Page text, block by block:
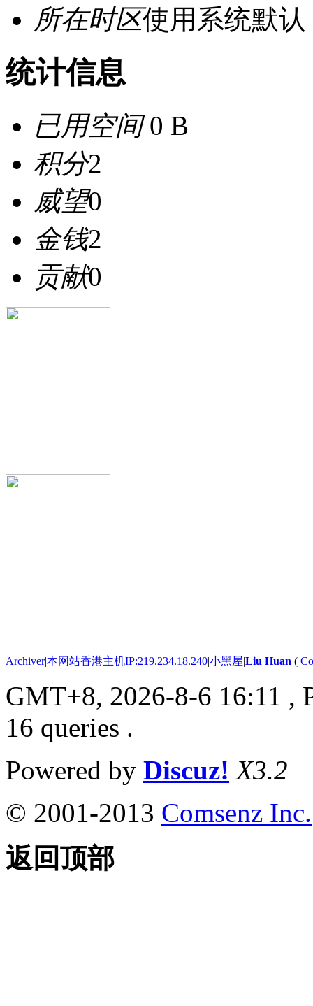
所在时区使用系统默认
统计信息
已用空间0 B
积分2
威望0
金钱2
贡献0
Archiver|本网站香港主机IP:219.234.18.240|小黑屋|Liu Huan (
GMT+8, 2026-8-6 16:11 ,
16 queries .
Powered by Discuz! X3.2
© 2001-2013 Comsenz Inc.
返回顶部